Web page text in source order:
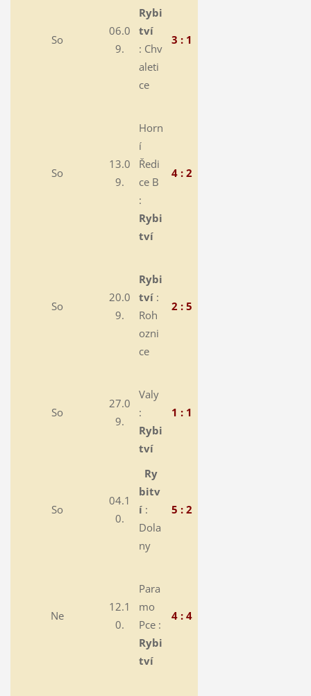
So
06.0
9.
Rybi
tví
: Chv
aleti
ce
3 : 1
So
13.0
9.
Horn
í
Ředi
ce B
:
Rybi
tví
4 : 2
So
20.0
9.
Rybi
tví :
Roh
ozni
ce
2 : 5
So
27.0
9.
Valy
:
Rybi
tví
1 : 1
So
04.1
0.
Ry
bitv
í :
Dola
ny
5 : 2
Ne
12.1
0.
Para
mo
Pce :
Rybi
tví
4 : 4